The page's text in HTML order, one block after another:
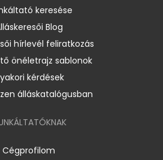
keresése
Blog
hírlevél feliratkozás
önéletrajz sablonok
kérdések
álláskatalógusban
Cégprofilom